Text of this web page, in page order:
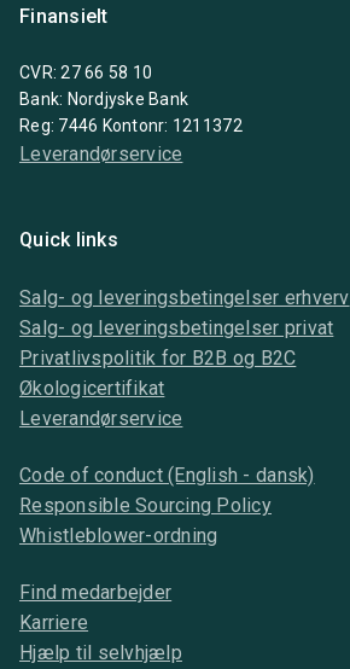
Finansielt
CVR: 27 66 58 10
Bank: Nordjyske Bank
Reg: 7446 Kontonr: 1211372
Leverandørservice
Quick links
Salg- og leveringsbetingelser erhverv
Salg- og leveringsbetingelser privat
Privatlivspolitik for B2B og B2C
Økologicertifikat
Leverandørservice
Code of conduct (English - dansk)
Responsible Sourcing Policy
Whistleblower-ordning
Find medarbejder
Karriere
Hjælp til selvhjælp